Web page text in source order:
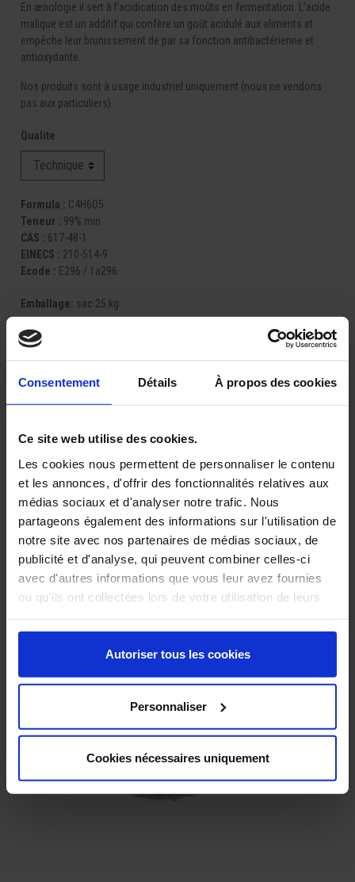
Consentement Détails À propos des cookies
Ce site web utilise des cookies.
Les cookies nous permettent de personnaliser le contenu
et les annonces, d'offrir des fonctionnalités relatives aux
médias sociaux et d'analyser notre trafic. Nous
partageons également des informations sur l'utilisation de
notre site avec nos partenaires de médias sociaux, de
publicité et d'analyse, qui peuvent combiner celles-ci
avec d'autres informations que vous leur avez fournies
ou qu'ils ont collectées lors de votre utilisation de leurs
Autoriser tous les cookies
Personnaliser
Cookies nécessaires uniquement
En œnologie il sert à l’acidication des moûts en fermentation. L’acide
malique est un additif qui confère un goût acidulé aux aliments et
empêche leur brunissement de par sa fonction antibactérienne et
antioxydante.
Nos produits sont à usage industriel uniquement (nous ne vendons
pas aux particuliers).
Qualite
Formula : C4H6O5
Teneur : 99% min
CAS : 617-48-1
EINECS : 210-514-9
Ecode : E296 / 1a296
Emballage: sac 25 kg
Partager
DEMANDE D’UNE OFFRE
Produits Associés: